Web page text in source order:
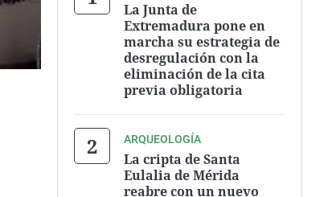
La Junta de
Extremadura pone en
marcha su estrategia de
desregulación con la
eliminación de la cita
previa obligatoria
ARQUEOLOGÍA
La cripta de Santa
Eulalia de Mérida
reabre con un nuevo